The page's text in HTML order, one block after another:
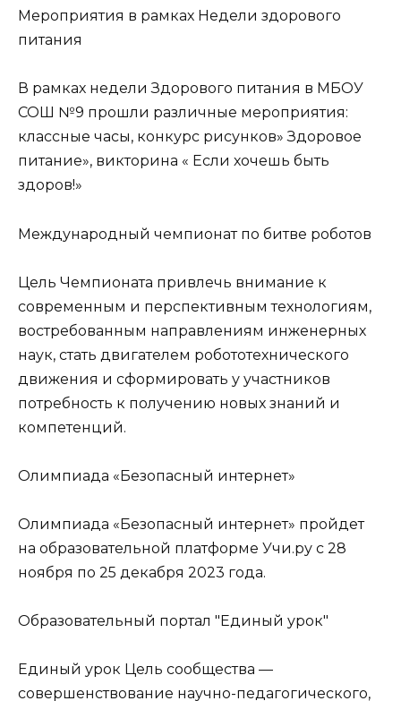
Мероприятия в рамках Недели здорового
питания
В рамках недели Здорового питания в МБОУ
СОШ №9 прошли различные мероприятия:
классные часы, конкурс рисунков» Здоровое
питание», викторина « Если хочешь быть
здоров!»
Международный чемпионат по битве роботов
Цель Чемпионата привлечь внимание к
современным и перспективным технологиям,
востребованным направлениям инженерных
наук, стать двигателем робототехнического
движения и сформировать у участников
потребность к получению новых знаний и
компетенций.
Олимпиада «Безопасный интернет»
Олимпиада «Безопасный интернет» пройдет
на образовательной платформе Учи.ру с 28
ноября по 25 декабря 2023 года.
Образовательный портал "Единый урок"
Единый урок Цель сообщества —
совершенствование научно-педагогического,